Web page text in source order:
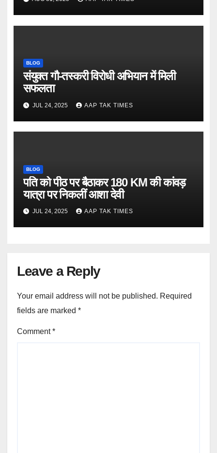
BLOG
संयुक्त गौ-तस्करी विरोधी अभियान में मिली
सफलता
JUL 24, 2025 AAP TAK TIMES
BLOG
पति को पीठ पर बैठाकर 180 KM की कांवड़
यात्रा पर निकलीं आशा देवी
JUL 24, 2025 AAP TAK TIMES
Leave a Reply
Your email address will not be published. Required
fields are marked *
Comment*